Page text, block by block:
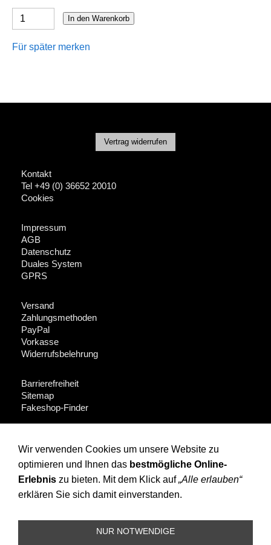
In den Warenkorb
Für später merken
Vertrag widerrufen
Kontakt
Tel +49 (0) 36652 20010
Cookies
Impressum
AGB
Datenschutz
Duales System
GPRS
Versand
Zahlungsmethoden
PayPal
Vorkasse
Widerrufsbelehrung
Barrierefreiheit
Sitemap
Fakeshop-Finder
Instagram
Facebook
und Texte sind urheberrechtlich, viele Produkte zusätzlich
per Designschutz, Gebrauchs- und Geschmacksmuster
Wir verwenden Cookies um unsere Website zu
optimieren und Ihnen das bestmögliche Online-
Erlebnis zu bieten. Mit dem Klick auf„Alle erlauben“
erklären Sie sich damit einverstanden.
NUR NOTWENDIGE